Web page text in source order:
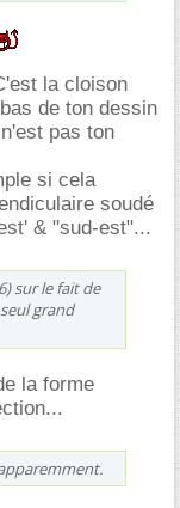
la cloison
de ton dessin
pas ton
si cela
soudé
& "sud-est"...
sur le fait de
grand
la forme